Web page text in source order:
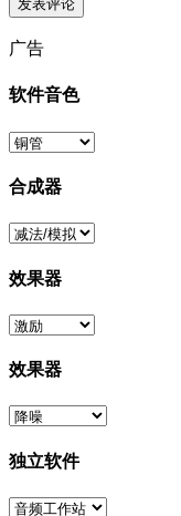
广告
软件音色
合成器
效果器
效果器
独立软件